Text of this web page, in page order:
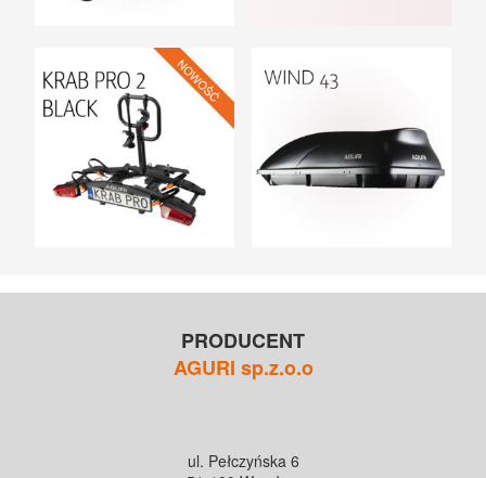
PRODUCENT
AGURI sp.z.o.o
ul. Pełczyńska 6